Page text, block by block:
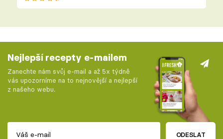
Nejlepší recepty e-mailem
Zanechte nám svůj e-mail a až 5x týdně
vás upozorníme na to nejnovější a nejlepší
z našeho webu.
ODESLAT